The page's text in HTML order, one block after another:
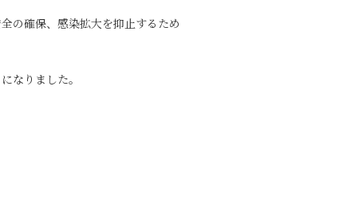
の確保、感染拡大を抑止するため
なりました。